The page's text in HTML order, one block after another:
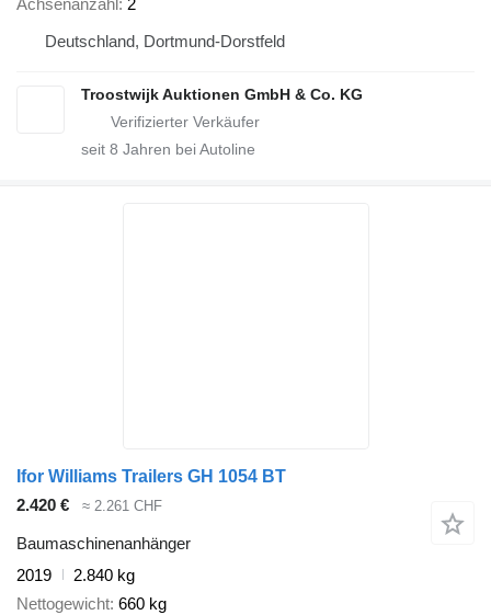
Achsenanzahl
2
Deutschland, Dortmund-Dorstfeld
Troostwijk Auktionen GmbH & Co. KG
seit 8 Jahren bei Autoline
Ifor Williams Trailers GH 1054 BT
2.420 €
≈ 2.261 CHF
Baumaschinenanhänger
2019
2.840 kg
Nettogewicht 660 kg